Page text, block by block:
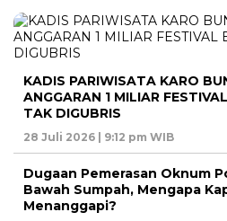
KADIS PARIWISATA KARO
ANGGARAN 1 MILIAR
TAK DIGUBRIS
28 Juli 2026 | 9:12 pm WIB
Dugaan Pemerasan Oknum
Bawah Sumpah, Mengapa
Menanggapi?